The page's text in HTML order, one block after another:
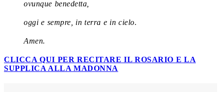
ovunque benedetta,
oggi e sempre, in terra e in cielo.
Amen.
CLICCA QUI PER RECITARE IL ROSARIO E LA
SUPPLICA ALLA MADONNA